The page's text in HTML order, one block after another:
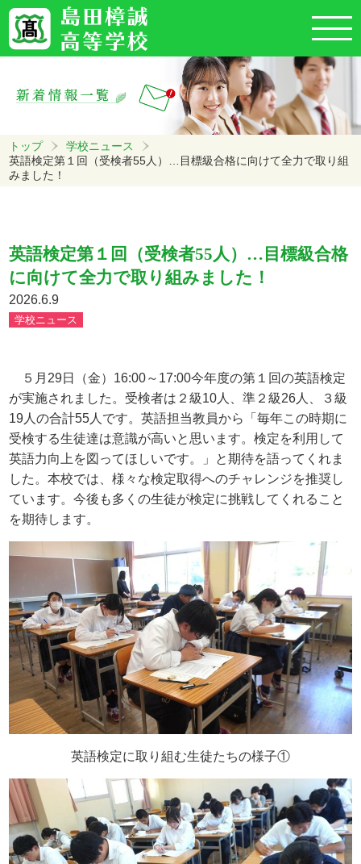
トップ
学校ニュース
英語検定第１回（受検者55人）…目標級合格に向けて全力で取り組
みました！
英語検定第１回（受検者55人）…目標級合格
に向けて全力で取り組みました！
2026.6.9
学校ニュース
５月 29日（金） 16:00～ 17:00今年度の第１回の英語検定
が実施されました。受検者は２級10 人、準２級26 人、３級
19 人の合計55 人です。英語担当教員から「毎年この時期に
受検する生徒達は意識が高いと思います。検定を利用して
英語力向上を図ってほしいです。」と期待を語ってくれま
した。本校では、様々な検定取得へのチャレンジを推奨し
ています。今後も多くの生徒が検定に挑戦してくれること
を期待します。
英語検定に取り組む生徒たちの様子①